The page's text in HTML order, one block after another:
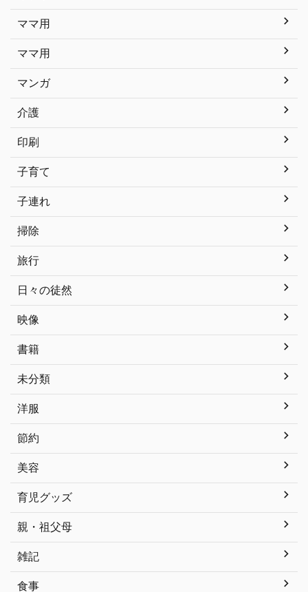
ママ用
ママ用
マンガ
介護
印刷
子育て
子連れ
掃除
旅行
日々の徒然
映像
書籍
未分類
洋服
節約
美容
育児グッズ
親・祖父母
雑記
食事